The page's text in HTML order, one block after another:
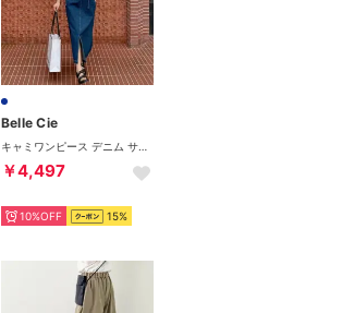
Belle Cie
￥4,497
10%OFF 15%